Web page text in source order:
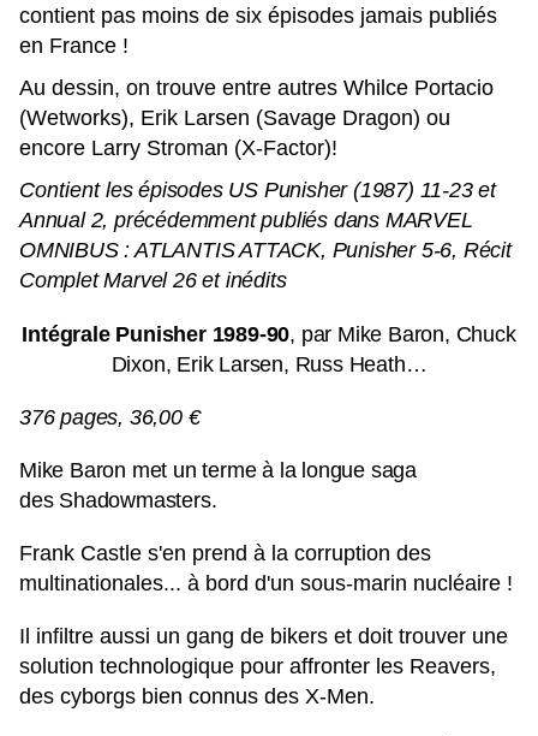
contient pas moins de six épisodes jamais publiés
en France !
Au dessin, on trouve entre autres Whilce Portacio
(Wetworks), Erik Larsen (Savage Dragon) ou
encore Larry Stroman (X-Factor)!
Contient les épisodes US Punisher (1987) 11-23 et
Annual 2, précédemment publiés dans MARVEL
OMNIBUS : ATLANTIS ATTACK, Punisher 5-6, Récit
Complet Marvel 26 et inédits
Intégrale Punisher 1989-90, par Mike Baron, Chuck
Dixon, Erik Larsen, Russ Heath…
376 pages, 36,00 €
Mike Baron met un terme à la longue saga
des Shadowmasters.
Frank Castle s'en prend à la corruption des
multinationales... à bord d'un sous-marin nucléaire !
Il infiltre aussi un gang de bikers et doit trouver une
solution technologique pour affronter les Reavers,
des cyborgs bien connus des X-Men.